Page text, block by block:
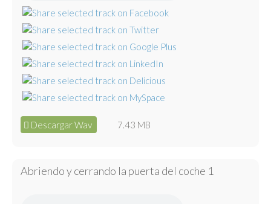
Descargar Wav 7.43 MB
Abriendo y cerrando la puerta del coche 1